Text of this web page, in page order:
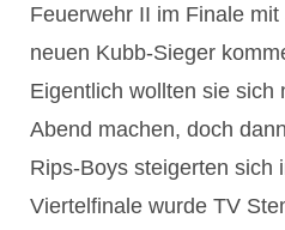
Feuerwehr II im Finale
neuen Kubb-Sieger
Eigentlich wollten sie sich
Abend machen, doch
Rips-Boys steigerten sich
Viertelfinale wurde TV